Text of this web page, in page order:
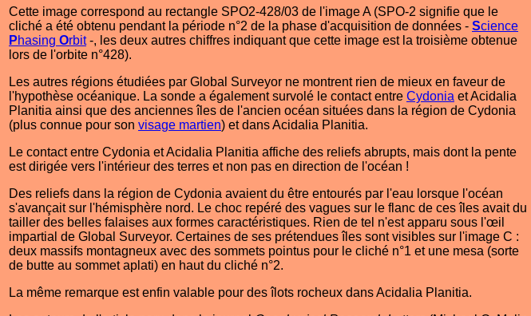
Cette image correspond au rectangle SPO2-428/03 de l'image A (SPO-2 signifie que le
cliché a été obtenu pendant la période n°2 de la phase d'acquisition de données - Science
Phasing Orbit-, les deux autres chiffres indiquant que cette image est la troisième obtenue
lors de l'orbite n°428).
Les autres régions étudiées par Global Surveyor ne montrent rien de mieux en faveur de
l'hypothèse océanique. La sonde a également survolé le contact entre Cydonia et Acidalia
Planitia ainsi que des anciennes îles de l'ancien océan situées dans la région de Cydonia
(plus connue pour son visage martien) et dans Acidalia Planitia.
Le contact entre Cydonia et Acidalia Planitia affiche des reliefs abrupts, mais dont la pente
est dirigée vers l'intérieur des terres et non pas en direction de l'océan !
Des reliefs dans la région de Cydonia avaient du être entourés par l'eau lorsque l'océan
s'avançait sur l'hémisphère nord. Le choc repéré des vagues sur le flanc de ces îles avait du
tailler des belles falaises aux formes caractéristiques. Rien de tel n'est apparu sous l'œil
impartial de Global Surveyor. Certaines de ses prétendues îles sont visibles sur l'image C :
deux massifs montagneux avec des sommets pointus pour le cliché n°1 et une mesa (sorte
de butte au sommet aplati) en haut du cliché n°2.
La même remarque est enfin valable pour des îlots rocheux dans Acidalia Planitia.